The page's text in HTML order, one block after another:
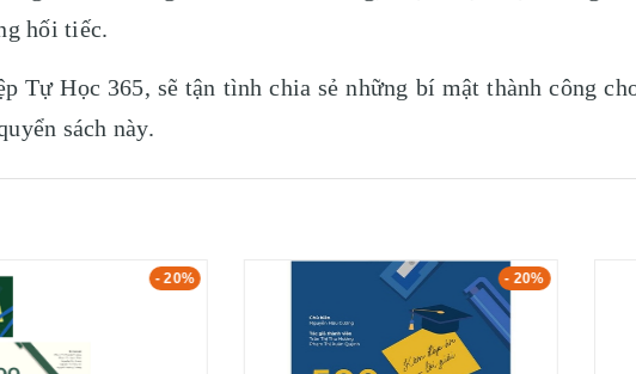
hối tiếc.
Tự Học 365, sẽ tận tình chia sẻ những bí mật thành công
sách này.
- 20%